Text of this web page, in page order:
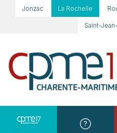
Jonzac La Rochelle
Saint-